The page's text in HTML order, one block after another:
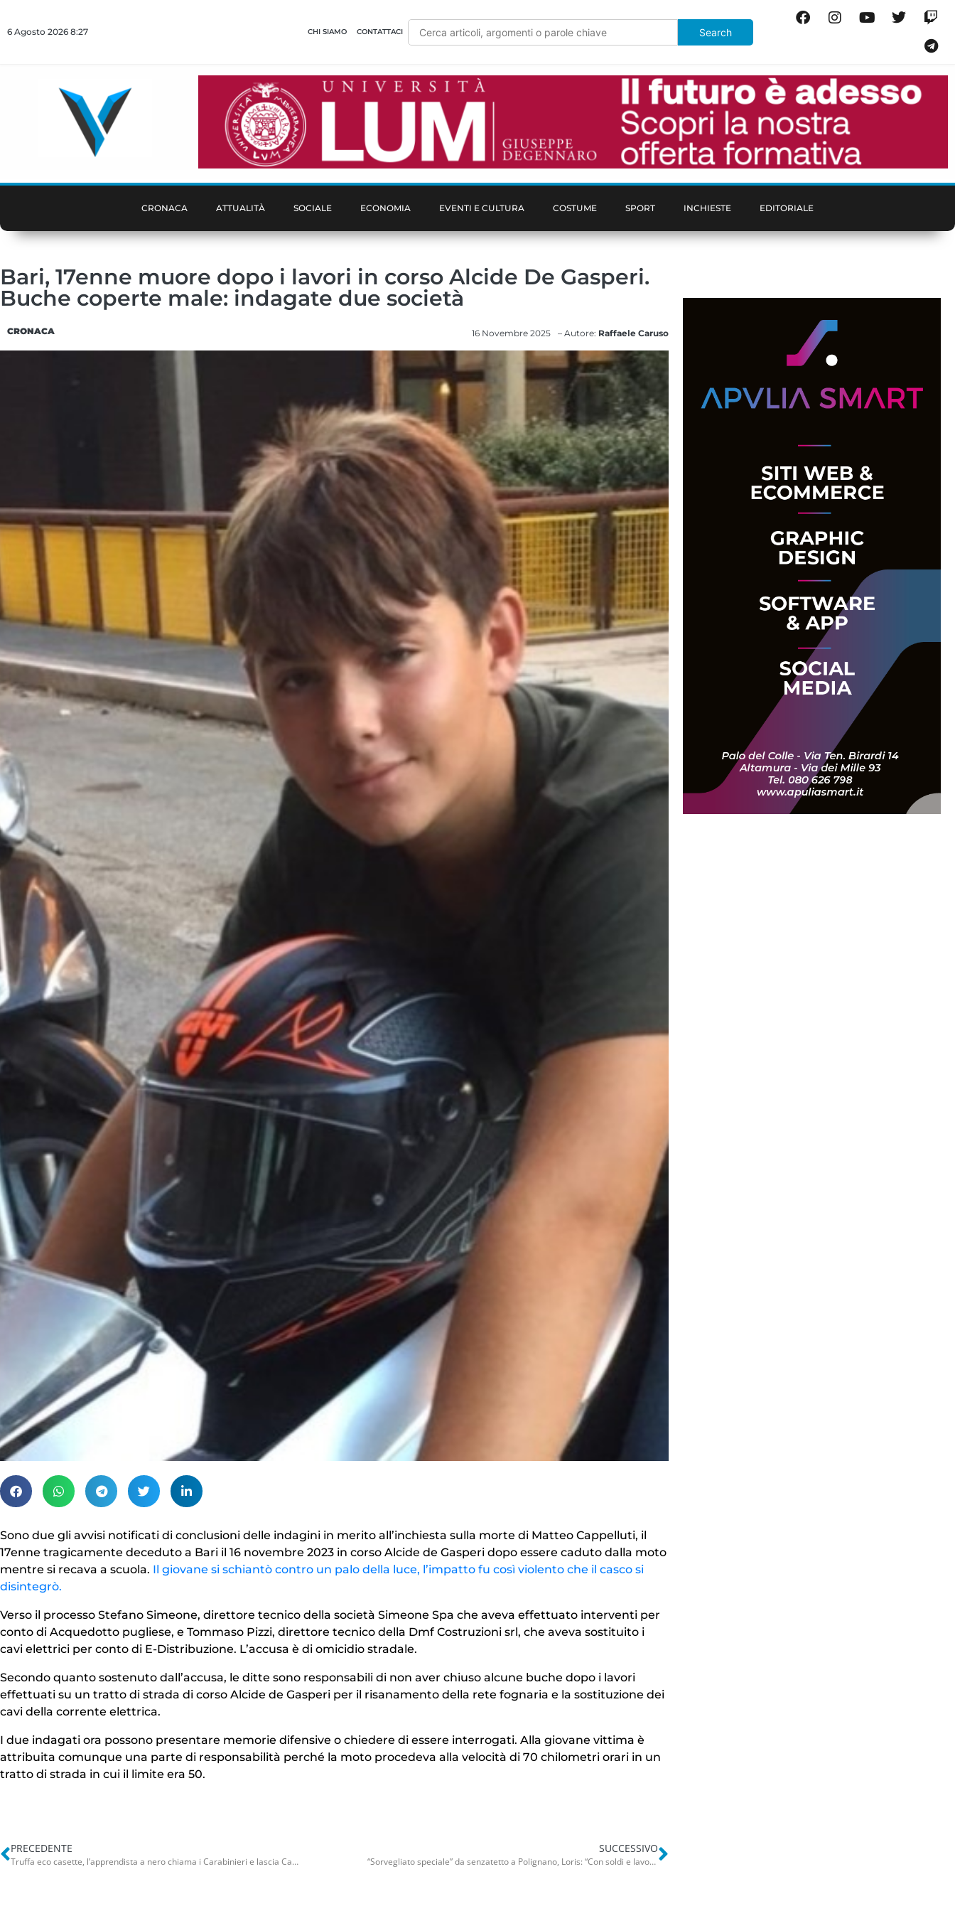
6 Agosto 2026 8:27 CHI SIAMO CONTATTACI
CRONACA ATTUALITÀ SOCIALE ECONOMIA EVENTI E CULTURA COSTUME SPORT INCHIESTE EDITORIALE
Bari, 17enne muore dopo i lavori in corso Alcide De Gasperi.
Buche coperte male: indagate due società
CRONACA 16 Novembre 2025 – Autore: Raffaele Caruso
Sono due gli avvisi notificati di conclusioni delle indagini in merito all’inchiesta sulla morte di Matteo Cappelluti, il
17enne tragicamente deceduto a Bari il 16 novembre 2023 in corso Alcide de Gasperi dopo essere caduto dalla moto
mentre si recava a scuola. Il giovane si schiantò contro un palo della luce, l’impatto fu così violento che il casco si
disintegrò.
Verso il processo Stefano Simeone, direttore tecnico della società Simeone Spa che aveva effettuato interventi per
conto di Acquedotto pugliese, e Tommaso Pizzi, direttore tecnico della Dmf Costruzioni srl, che aveva sostituito i
cavi elettrici per conto di E-Distribuzione. L’accusa è di omicidio stradale.
Secondo quanto sostenuto dall’accusa, le ditte sono responsabili di non aver chiuso alcune buche dopo i lavori
effettuati su un tratto di strada di corso Alcide de Gasperi per il risanamento della rete fognaria e la sostituzione dei
cavi della corrente elettrica.
I due indagati ora possono presentare memorie difensive o chiedere di essere interrogati. Alla giovane vittima è
attribuita comunque una parte di responsabilità perché la moto procedeva alla velocità di 70 chilometri orari in un
tratto di strada in cui il limite era 50.
PRECEDENTE
Truffa eco casette, l’apprendista a nero chiama i Carabinieri e lascia Caputi: “Non sapevo niente”
SUCCESSIVO
“Sorvegliato speciale” da senzatetto a Polignano, Loris: “Con soldi e lavoro non trovo una stanza”